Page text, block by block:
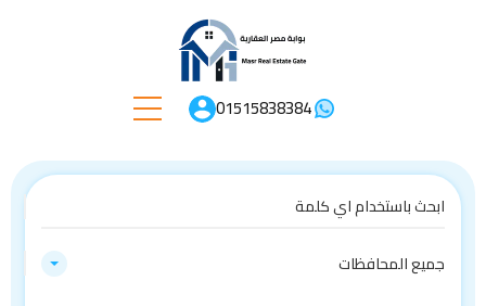
01515838384
جميع المحافظات